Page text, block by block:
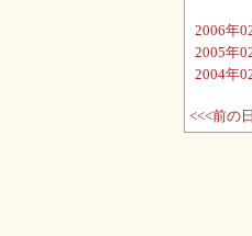
2006年
2005年
2004年
<<<前の